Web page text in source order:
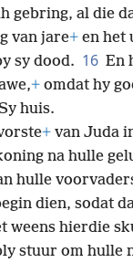
gebring, al die
van jare+ en het
sy dood. 16 En
+ omdat hy
huis.
+ van Juda
na hulle
hulle
dien, sodat
weens hierdie
stuur om hulle